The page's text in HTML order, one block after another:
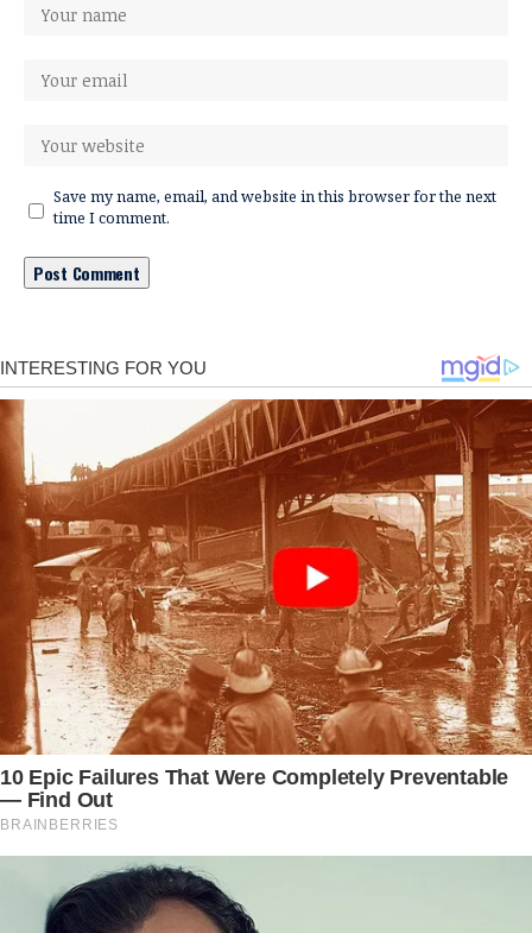
Save my name, email, and website in this browser for the next
time I comment.